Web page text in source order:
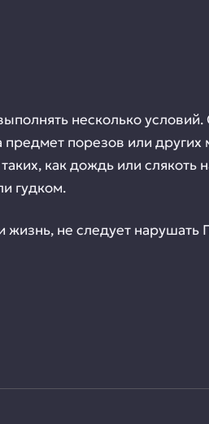
несколько
порезов или других
как дождь или слякоть
гудком.
жизнь, не следует